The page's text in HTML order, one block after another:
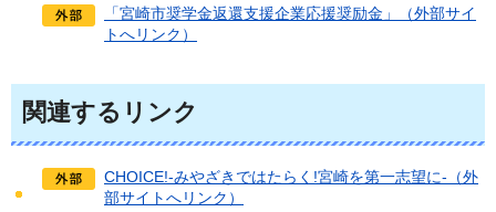
「宮崎市奨学金返還支援企業応援奨励金」（外部サイ
トへリンク）
関連するリンク
CHOICE!-みやざきではたらく!宮崎を第一志望に-（外
部サイトへリンク）